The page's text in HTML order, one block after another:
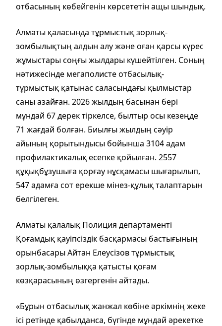
отбасының көбейгенін көрсететін ащы шындық.
Алматы қаласында тұрмыстық зорлық-
зомбылықтың алдын алу және оған қарсы күрес
жұмыстары соңғы жылдары күшейтілген. Соның
нәтижесінде мегаполисте отбасылық-
тұрмыстық қатынас саласындағы қылмыстар
саны азайған. 2026 жылдың басынан бері
мұндай 67 дерек тіркелсе, былтыр осы кезеңде
71 жағдай болған. Биылғы жылдың сәуір
айының қорытындысы бойынша 3104 адам
профилактикалық есепке қойылған. 2557
құқықбұзушыға қорғау нұсқамасы шығарылып,
547 адамға сот ерекше мінез-құлық талаптарын
белгілеген.
Алматы қалалық Полиция департаменті
Қоғамдық қауіпсіздік басқармасы бастығының
орынбасары Айтан Елеусізов тұрмыстық
зорлық-зомбылыққа қатысты қоғам
көзқарасының өзгергенін айтады.
«Бұрын отбасылық жанжал көбіне әркімнің жеке
ісі ретінде қабылданса, бүгінде мұндай әрекетке